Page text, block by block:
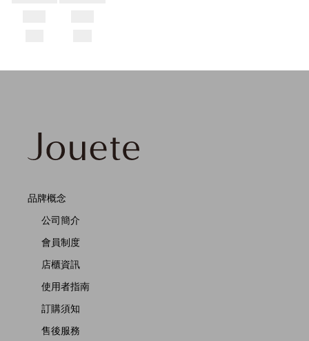
品牌概念
公司簡介
會員制度
店櫃資訊
使用者指南
訂購須知
售後服務